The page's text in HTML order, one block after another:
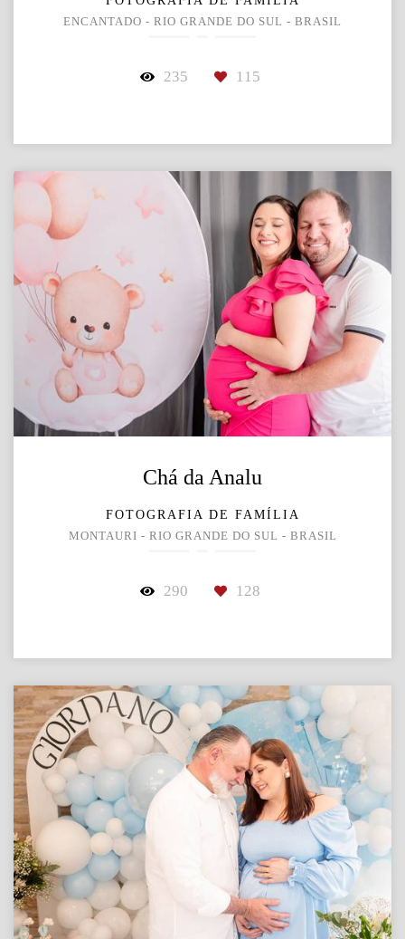
ENCANTADO - RIO GRANDE DO SUL - BRASIL
235 115
Chá da Analu
FOTOGRAFIA DE FAMÍLIA
MONTAURI - RIO GRANDE DO SUL - BRASIL
290 128